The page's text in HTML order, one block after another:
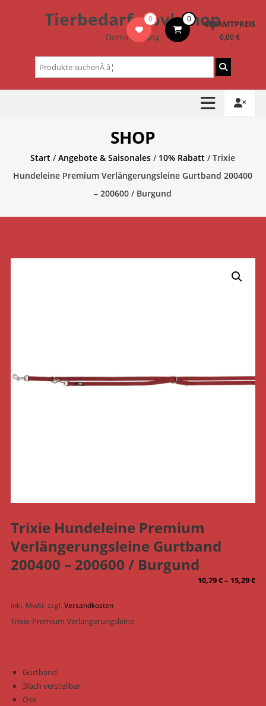
Tierbedarf – bvl-Shop
Dominik Lang
0 0 GESAMTPREIS
0,00 €
Suchen
nach:
SHOP
Start /Angebote & Saisonales / 10% Rabatt / Trixie
Hundeleine Premium Verlängerungsleine Gurtband 200400
– 200600 / Burgund
Trixie Hundeleine Premium
Verlängerungsleine Gurtband
200400 – 200600 / Burgund
10,79€– 15,29€
inkl. MwSt. zzgl. Versandkosten
Trixie-Premium Verlängerungsleine
Gurtband
3fach verstellbar
Öse